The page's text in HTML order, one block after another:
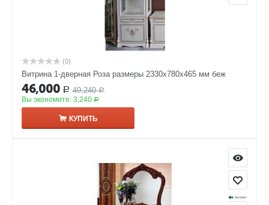
(0)
Витрина 1-дверная Роза размеры 2330x780x465 мм беж
46,000 Р 49,240 Р
Вы экономите: 3,240 Р
КУПИТЬ